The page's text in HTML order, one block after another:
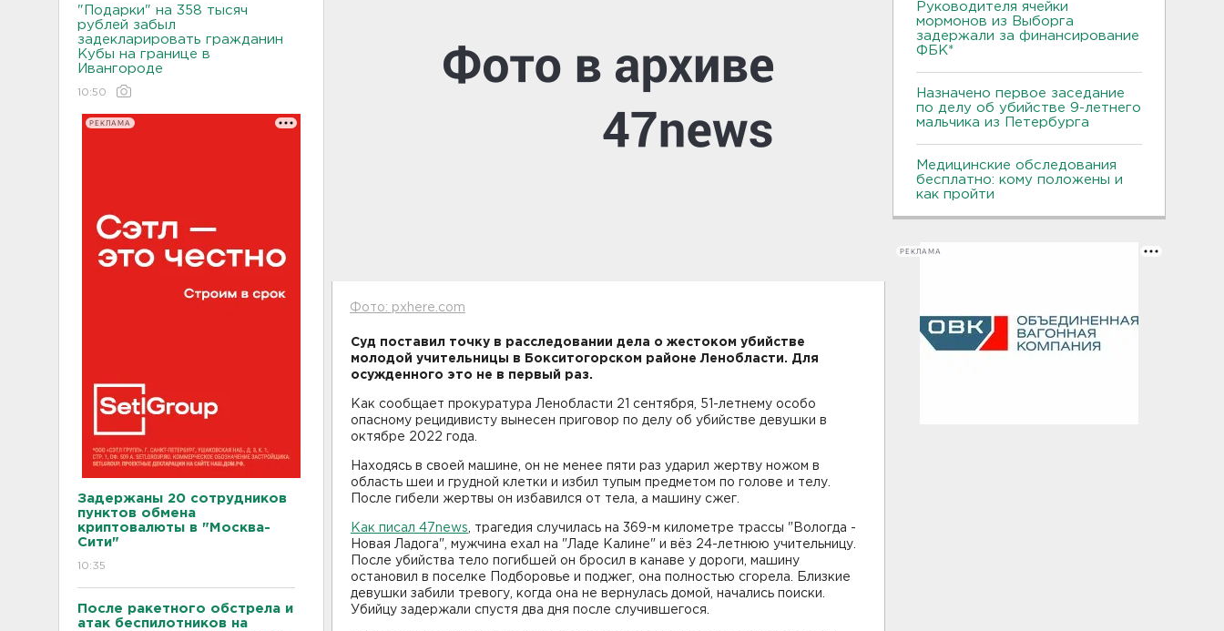
"Подарки" на 358 тысяч
рублей забыл
задекларировать гражданин
Кубы на границе в
Ивангороде
10:50
РЕКЛАМА
Задержаны 20 сотрудников
пунктов обмена
криптовалюты в "Москва-
Сити"
10:35
После ракетного обстрела и
атак беспилотников на
Фото: pxhere.com
Суд поставил точку в расследовании дела о жестоком убийстве
молодой учительницы в Бокситогорском районе Ленобласти. Для
осужденного это не в первый раз.
Как сообщает прокуратура Ленобласти 21 сентября, 51-летнему особо
опасному рецидивисту вынесен приговор по делу об убийстве девушки в
октябре 2022 года.
Находясь в своей машине, он не менее пяти раз ударил жертву ножом в
область шеи и грудной клетки и избил тупым предметом по голове и телу.
После гибели жертвы он избавился от тела, а машину сжег.
Как писал 47news , трагедия случилась на 369-м километре трассы "Вологда -
Новая Ладога", мужчина ехал на "Ладе Калине" и вёз 24-летнюю учительницу.
После убийства тело погибшей он бросил в канаве у дороги, машину
остановил в поселке Подборовье и поджег, она полностью сгорела. Близкие
девушки забили тревогу, когда она не вернулась домой, начались поиски.
Убийцу задержали спустя два дня после случившегося.
Руководителя ячейки
мормонов из Выборга
задержали за финансирование
ФБК*
Назначено первое заседание
по делу об убийстве 9-летнего
мальчика из Петербурга
Медицинские обследования
бесплатно: кому положены и
как пройти
РЕКЛАМА